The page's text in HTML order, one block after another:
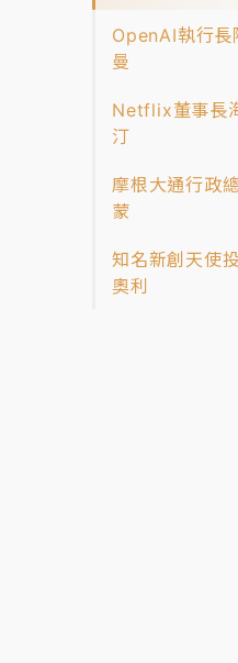
OpenAI執行長
曼
Netflix董事長
汀
摩根大通行政
蒙
知名新創天使
奧利